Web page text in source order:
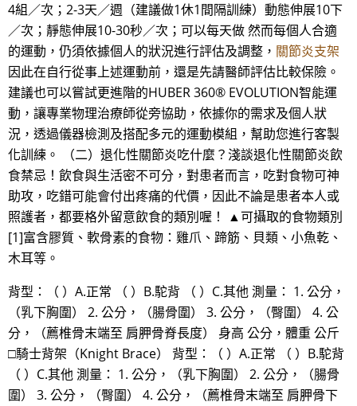
4組／次；2-3天／週（建議做1休1間隔訓練）動態伸展10下
／次；靜態伸展10-30秒／次；可以每天做 然而每個人合適
的運動，仍須依據個人的狀況進行評估及調整， 關節炎支架
因此在自行從事上述運動前，還是先請醫師評估比較保險。
建議也可以嘗試更進階的HUBER 360® EVOLUTION智能運
動，讓專業物理治療師從旁協助，依據你的需求及個人狀
況，透過儀器檢測及搭配多元的運動模組，幫助您進行客製
化訓練。 （二）退化性關節炎吃什麼？淺談退化性關節炎飲
食禁忌！飲食與生活密不可分，對患者而言，吃對食物可神
助攻，吃錯可能會付出疼痛的代價，因此不論是患者本人或
照護者，都要格外留意飲食的類別喔！ ▲可攝取的食物類別
[1]富含膠質、軟骨素的食物：雞爪、蹄筋、貝類、小魚乾、
木耳等。
背型：（ ）A.正常 （ ）B.駝背 （ ）C.其他 測量： 1. 公分，
（乳下胸圍） 2. 公分，（腸骨圍） 3. 公分，（臀圍） 4. 公
分，（薦椎骨末端至 肩胛骨脊長度） 身高 公分，體重 公斤
□騎士背架（Knight Brace） 背型：（ ）A.正常 （ ）B.駝背
（ ）C.其他 測量： 1. 公分，（乳下胸圍） 2. 公分，（腸骨
圍） 3. 公分，（臀圍） 4. 公分，（薦椎骨末端至 肩胛骨下